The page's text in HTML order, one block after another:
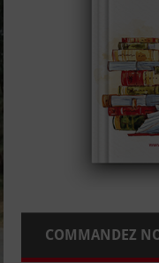
COMMANDEZ